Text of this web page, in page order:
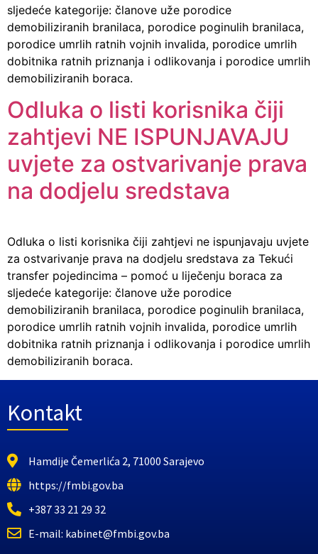
sljedeće kategorije: članove uže porodice
demobiliziranih branilaca, porodice poginulih branilaca,
porodice umrlih ratnih vojnih invalida, porodice umrlih
dobitnika ratnih priznanja i odlikovanja i porodice umrlih
demobiliziranih boraca.
Odluka o listi korisnika čiji
zahtjevi NE ISPUNJAVAJU
uvjete za ostvarivanje prava
na dodjelu sredstava
Odluka o listi korisnika čiji zahtjevi ne ispunjavaju uvjete
za ostvarivanje prava na dodjelu sredstava za Tekući
transfer pojedincima – pomoć u liječenju boraca za
sljedeće kategorije: članove uže porodice
demobiliziranih branilaca, porodice poginulih branilaca,
porodice umrlih ratnih vojnih invalida, porodice umrlih
dobitnika ratnih priznanja i odlikovanja i porodice umrlih
demobiliziranih boraca.
Kontakt
Hamdije Čemerlića 2, 71000 Sarajevo
https://fmbi.gov.ba
+387 33 21 29 32
E-mail: kabinet@fmbi.gov.ba